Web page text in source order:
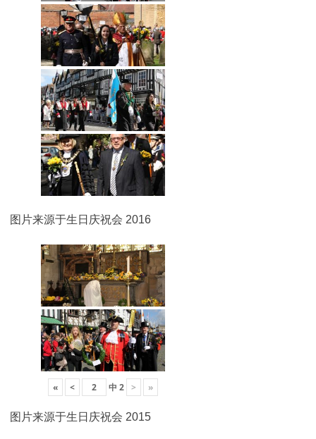
图片来源于生日庆祝会 2016
« < 中 2 > »
图片来源于生日庆祝会 2015